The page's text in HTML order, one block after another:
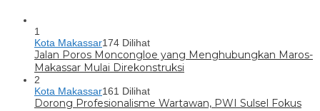
1
Kota Makassar174 Dilihat
Jalan Poros Moncongloe yang Menghubungkan Maros-
Makassar Mulai Direkonstruksi
2
Kota Makassar161 Dilihat
Dorong Profesionalisme Wartawan, PWI Sulsel Fokus